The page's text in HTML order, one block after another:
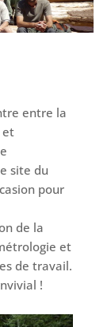
entre la
et
site du
pour
de la
et
de travail.
!